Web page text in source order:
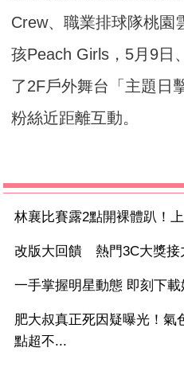
Crew、職業排球隊桃園
孩Peach Girls，5月9日
了2F戶外舞台「主題日
粉絲近距離互動。
林襄比賽露2點開裸體趴！
改版大回饋 熱門3C大獎接
一手掌握明星動態 即刻下
肥大叔真正死因疑曝光！
點超不...